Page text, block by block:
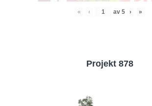
« ‹ av 5 › »
Projekt 878